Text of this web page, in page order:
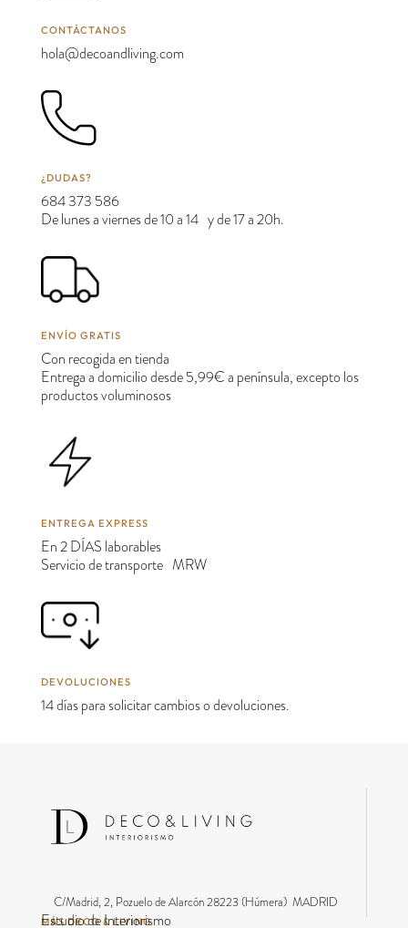
CONTÁCTANOS
hola@decoandliving.com
¿DUDAS?
684 373 586
De lunes a viernes de 10 a 14 y de 17 a 20h.
ENVÍO GRATIS
Con recogida en tienda
Entrega a domicilio desde 5,99€ a península, excepto los
productos voluminosos
ENTREGA EXPRESS
En 2 DÍAS laborables
Servicio de transporte MRW
DEVOLUCIONES
14 días para solicitar cambios o devoluciones.
C/Madrid, 2, Pozuelo de Alarcón 28223 (Húmera) MADRID
MÁS DECO & LIVING
Estudio de Interiorismo